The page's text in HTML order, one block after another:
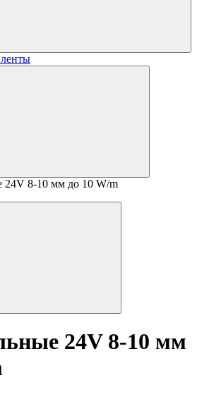
24V 8-10 мм до 10 W/m
24V 8-10 мм